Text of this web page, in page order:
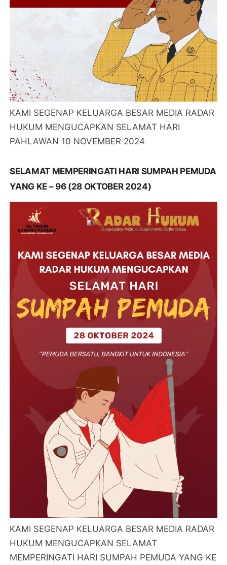
KAMI SEGENAP KELUARGA BESAR MEDIA RADAR
HUKUM MENGUCAPKAN SELAMAT HARI
PAHLAWAN 10 NOVEMBER 2024
SELAMAT MEMPERINGATI HARI SUMPAH PEMUDA
YANG KE – 96 (28 OKTOBER 2024)
KAMI SEGENAP KELUARGA BESAR MEDIA RADAR
HUKUM MENGUCAPKAN SELAMAT
MEMPERINGATI HARI SUMPAH PEMUDA YANG KE